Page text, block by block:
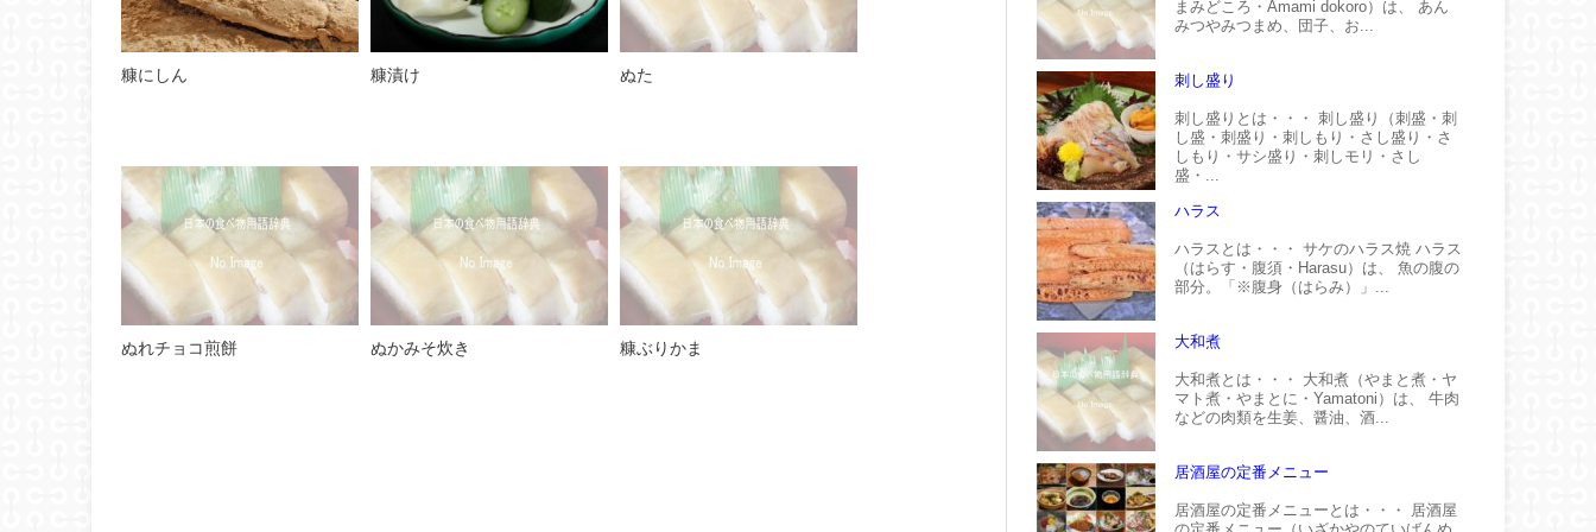
糠にしん 糠漬け ぬた
ぬれチョコ煎餅 ぬかみそ炊き 糠ぶりかま
まみどころ・Amami dokoro）は、 あん
みつやみつまめ、団子、お...
刺し盛り
刺し盛りとは・・・ 刺し盛り（刺盛・刺
し盛・刺盛り・刺しもり・さし盛り・さ
しもり・サシ盛り・刺しモリ・さし
盛・...
ハラス
ハラスとは・・・ サケのハラス焼 ハラス
（はらす・腹須・Harasu）は、 魚の腹の
部分。「※腹身（はらみ）」...
大和煮
大和煮とは・・・ 大和煮（やまと煮・ヤ
マト煮・やまとに・Yamatoni）は、 牛肉
などの肉類を生姜、醤油、酒...
居酒屋の定番メニュー
居酒屋の定番メニューとは・・・ 居酒屋
の定番メニュー（いざかやのていばんめ